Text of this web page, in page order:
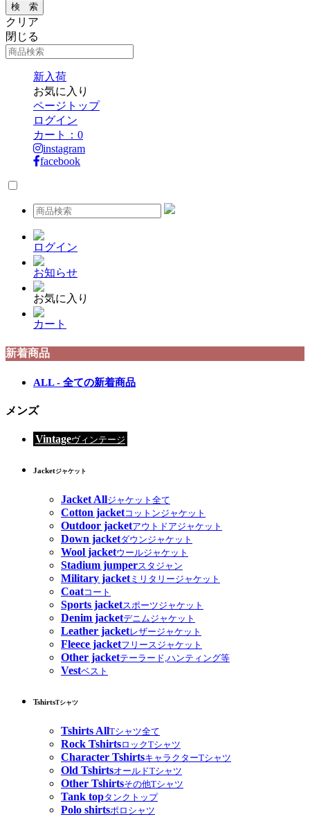
クリア
閉じる
新入荷
お気に入り
ページトップ
ログイン
カート： 0
instagram
facebook
ログイン
お知らせ
お気に入り
カート
新着商品
ALL - 全ての新着商品
メンズ
Vintageヴィンテージ
Jacketジャケット
Jacket Allジャケット全て
Cotton jacketコットンジャケット
Outdoor jacketアウトドアジャケット
Down jacketダウンジャケット
Wool jacketウールジャケット
Stadium jumperスタジャン
Military jacketミリタリージャケット
Coatコート
Sports jacketスポーツジャケット
Denim jacketデニムジャケット
Leather jacketレザージャケット
Fleece jacketフリースジャケット
Other jacketテーラード,ハンティング等
Vestベスト
TshirtsTシャツ
Tshirts AllTシャツ全て
Rock TshirtsロックTシャツ
Character TshirtsキャラクターTシャツ
Old TshirtsオールドTシャツ
Other Tshirtsその他Tシャツ
Tank topタンクトップ
Polo shirtsポロシャツ